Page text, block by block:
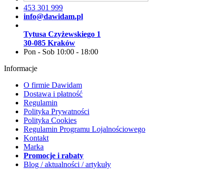
453 301 999
info@dawidam.pl
Tytusa Czyżewskiego 1
30-085 Kraków
Pon - Sob 10:00 - 18:00
Informacje
O firmie Dawidam
Dostawa i płatność
Regulamin
Polityka Prywatności
Polityka Cookies
Regulamin Programu Lojalnościowego
Kontakt
Marka
Promocje i rabaty
Blog / aktualności / artykuły